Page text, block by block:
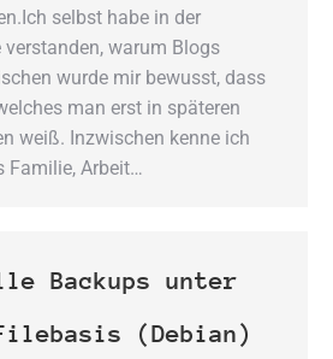
selbst habe in der
warum Blogs
wurde mir bewusst, dass
man erst in späteren
weiß. Inzwischen kenne ich
Familie, Arbeit…
Backups unter
(Debian)